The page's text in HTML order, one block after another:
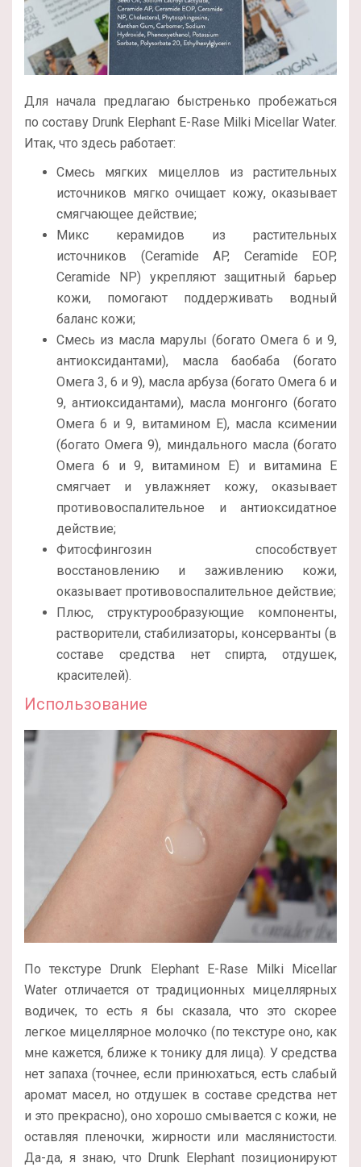
Для начала предлагаю быстренько пробежаться
по составу Drunk Elephant E-Rase Milki Micellar Water.
Итак, что здесь работает:
Смесь мягких мицеллов из растительных
источников мягко очищает кожу, оказывает
смягчающее действие;
Микс керамидов из растительных
источников (Ceramide AP, Ceramide EOP,
Ceramide NP) укрепляют защитный барьер
кожи, помогают поддерживать водный
баланс кожи;
Смесь из масла марулы (богато Омега 6 и 9,
антиоксидантами), масла баобаба (богато
Омега 3, 6 и 9), масла арбуза (богато Омега 6 и
9, антиоксидантами), масла монгонго (богато
Омега 6 и 9, витамином Е), масла ксимении
(богато Омега 9), миндального масла (богато
Омега 6 и 9, витамином Е) и витамина Е
смягчает и увлажняет кожу, оказывает
противовоспалительное и антиоксидатное
действие;
Фитосфингозин способствует
восстановлению и заживлению кожи,
оказывает противовоспалительное действие;
Плюс, структурообразующие компоненты,
растворители, стабилизаторы, консерванты (в
составе средства нет спирта, отдушек,
красителей).
Использование
По текстуре Drunk Elephant E-Rase Milki Micellar
Water отличается от традиционных мицеллярных
водичек, то есть я бы сказала, что это скорее
легкое мицеллярное молочко (по текстуре оно, как
мне кажется, ближе к тонику для лица). У средства
нет запаха (точнее, если принюхаться, есть слабый
аромат масел, но отдушек в составе средства нет
и это прекрасно), оно хорошо смывается с кожи, не
оставляя пленочки, жирности или маслянистости.
Да-да, я знаю, что Drunk Elephant позиционируют